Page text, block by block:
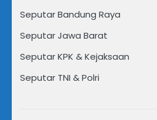
Seputar Bandung Raya
Seputar Jawa Barat
Seputar KPK & Kejaksaan
Seputar TNI & Polri